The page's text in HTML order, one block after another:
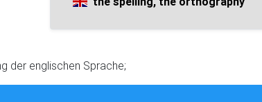
der englischen Sprache;